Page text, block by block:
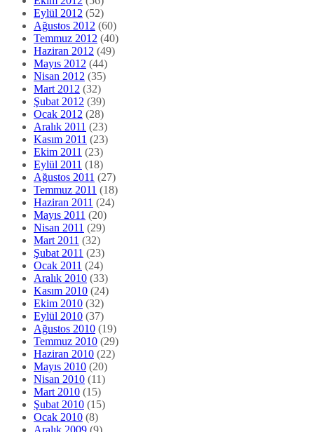
Eylül 2012 (52)
Ağustos 2012 (60)
Temmuz 2012 (40)
Haziran 2012 (49)
Mayıs 2012 (44)
Nisan 2012 (35)
Mart 2012 (32)
Şubat 2012 (39)
Ocak 2012 (28)
Aralık 2011 (23)
Kasım 2011 (23)
Ekim 2011 (23)
Eylül 2011 (18)
Ağustos 2011 (27)
Temmuz 2011 (18)
Haziran 2011 (24)
Mayıs 2011 (20)
Nisan 2011 (29)
Mart 2011 (32)
Şubat 2011 (23)
Ocak 2011 (24)
Aralık 2010 (33)
Kasım 2010 (24)
Ekim 2010 (32)
Eylül 2010 (37)
Ağustos 2010 (19)
Temmuz 2010 (29)
Haziran 2010 (22)
Mayıs 2010 (20)
Nisan 2010 (11)
Mart 2010 (15)
Şubat 2010 (15)
Ocak 2010 (8)
Aralık 2009 (9)